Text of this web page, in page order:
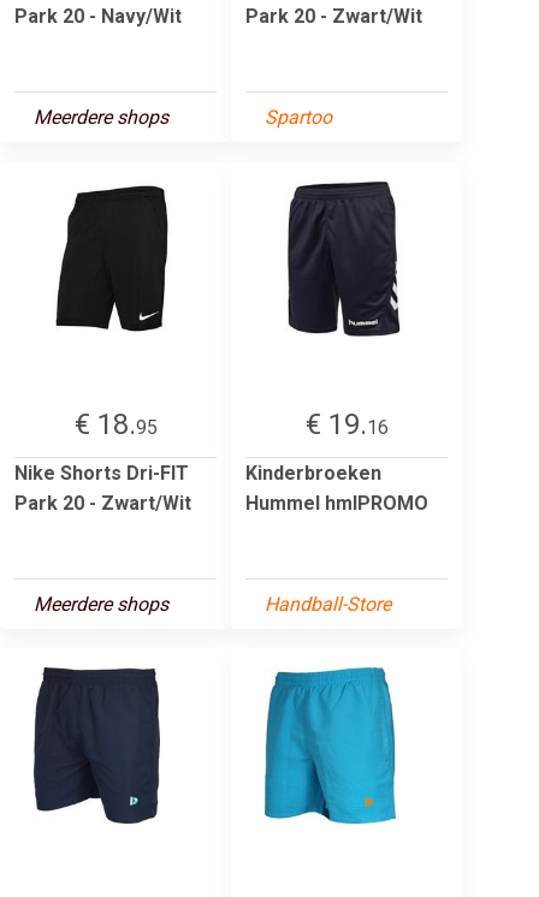
Park 20 - Navy/Wit
Meerdere shops
Park 20 - Zwart/Wit
Spartoo
€ 18.95
Nike Shorts Dri-FIT
Park 20 - Zwart/Wit
Meerdere shops
€ 19.16
Kinderbroeken
Hummel hmlPROMO
Handball-Store